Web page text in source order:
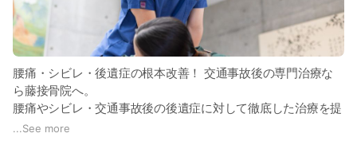
腰痛・シビレ・後遺症の根本改善！ 交通事故後の専門治療な
ら藤接骨院へ。
腰痛やシビレ・交通事故後の後遺症に対して徹底した治療を提
供しています。 腰痛やシビレは日常生活に大きな影響を与え
...See more